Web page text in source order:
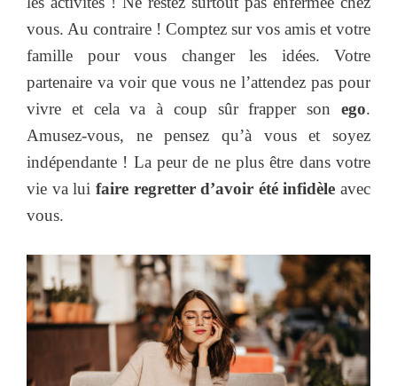
vous. Au contraire ! Comptez sur vos amis et votre
famille pour vous changer les idées. Votre
partenaire va voir que vous ne l’attendez pas pour
vivre et cela va à coup sûr frapper son ego.
Amusez-vous, ne pensez qu’à vous et soyez
indépendante ! La peur de ne plus être dans votre
vie va lui faire regretter d’avoir été infidèle avec
vous.